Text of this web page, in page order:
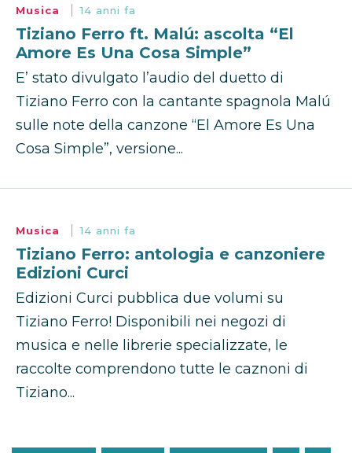
Musica 14 anni fa
Tiziano Ferro ft. Malú: ascolta “El
Amore Es Una Cosa Simple”
E’ stato divulgato l’audio del duetto di
Tiziano Ferro con la cantante spagnola Malú
sulle note della canzone “El Amore Es Una
Cosa Simple”, versione...
Musica 14 anni fa
Tiziano Ferro: antologia e canzoniere
Edizioni Curci
Edizioni Curci pubblica due volumi su
Tiziano Ferro! Disponibili nei negozi di
musica e nelle librerie specializzate, le
raccolte comprendono tutte le caznoni di
Tiziano...